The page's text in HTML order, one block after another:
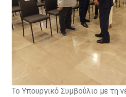
Το Υπουργικό Συμβούλιο με τη